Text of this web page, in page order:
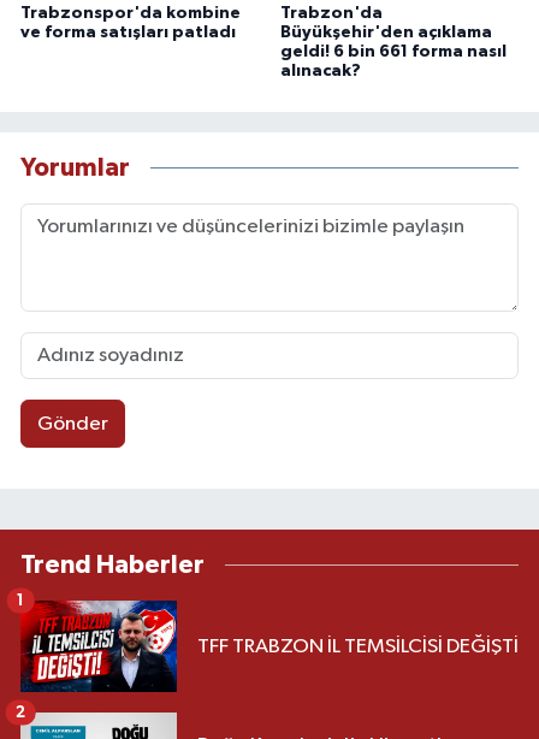
Trabzonspor'da kombine
ve forma satışları patladı
Trabzon'da
Büyükşehir'den açıklama
geldi! 6 bin 661 forma nasıl
alınacak?
Yorumlar
Gönder
Trend Haberler
TFF TRABZON İL TEMSİLCİSİ DEĞİŞTİ
1
2